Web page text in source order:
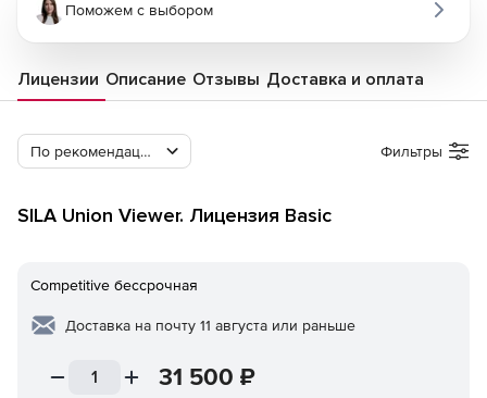
Поможем с выбором
Лицензии Описание Отзывы Доставка и оплата
По рекомендации Softline Фильтры
SILA Union Viewer. Лицензия Basic
Competitive бессрочная
Доставка на почту 11 августа или раньше
31 500 ₽